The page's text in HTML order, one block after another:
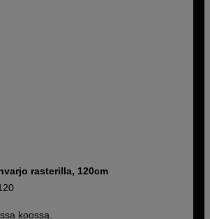
rasterilla, 120cm
koossa.